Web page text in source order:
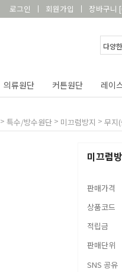
로그인 회원가입 장바구니 [
의류원단 커튼원단 레이
> 특수/방수원단 > 미끄럼방지 > 무지
미끄럼
판매가격
상품코드
적립금
판매단위
SNS 공유